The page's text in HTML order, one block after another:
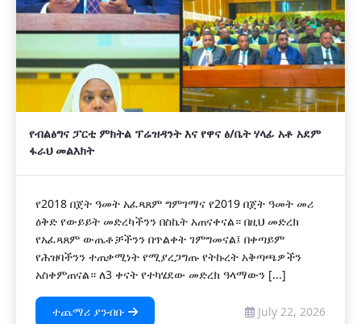
የብልፅግና ፓርቲ ምክትል ፕሬዝዳንት እና የዋና ፅ/ቤት ሃላፊ አቶ አደም
ፋራህ መልእክት
የ2018 በጀት ዓመት አፈጻጸም ግምገማና የ2019 በጀት ዓመት መሪ
ዕቅድ የውይይት መድረካችንን በስኬት አጠናቀናል። በዚህ መድረክ
የአፈጻጸም ውጤቶቻችንን በጥልቀት ገምግመናል፤ በቀጣይም
የሕዝባችንን ተጠቃሚነት የሚያረጋግጡ የትኩረት አቅጣጫዎችን
አስቀምጠናል። ለ3 ቀናት የተካሄደው መድረክ ዓላማውን [...]
ተጨማሪ ያንብቡ July 22, 2026